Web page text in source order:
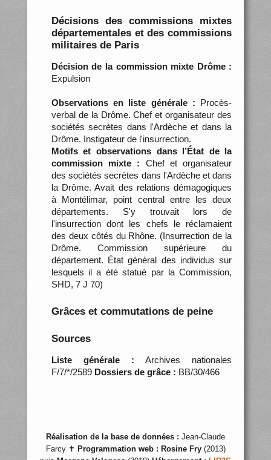
Décisions des commissions mixtes
départementales et des commissions
militaires de Paris
Décision de la commission mixte Drôme :
Expulsion
Observations en liste générale : Procès-
verbal de la Drôme. Chef et organisateur des
sociétés secrètes dans l'Ardèche et dans la
Drôme. Instigateur de l'insurrection.
Motifs et observations dans l’État de la
commission mixte : Chef et organisateur
des sociétés secrètes dans l'Ardèche et dans
la Drôme. Avait des relations démagogiques
à Montélimar, point central entre les deux
départements. S'y trouvait lors de
l'insurrection dont les chefs le réclamaient
des deux côtés du Rhône. (Insurrection de la
Drôme. Commission supérieure du
département. État général des individus sur
lesquels il a été statué par la Commission,
SHD, 7 J 70)
Grâces et commutations de peine
Sources
Liste générale : Archives nationales
F/7/*/2589 Dossiers de grâce : BB/30/466
Réalisation de la base de données : Jean-Claude
Farcy ✝ Programmation web : Rosine Fry(2013)